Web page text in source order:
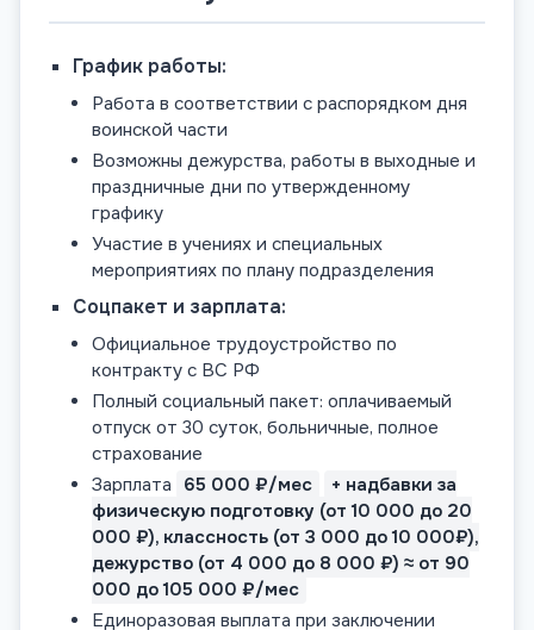
График работы:
Работа в соответствии с распорядком дня
воинской части
Возможны дежурства, работы в выходные и
праздничные дни по утвержденному
графику
Участие в учениях и специальных
мероприятиях по плану подразделения
Соцпакет и зарплата:
Официальное трудоустройство по
контракту с ВС РФ
Полный социальный пакет: оплачиваемый
отпуск от 30 суток, больничные, полное
страхование
Зарплата 65 000 ₽/мес
+ надбавки за
физическую подготовку (от 10 000 до 20
000 ₽), классность (от 3 000 до 10 000₽),
дежурство (от 4 000 до 8 000 ₽) ≈ от 90
000 до 105 000 ₽/мес
Единоразовая выплата при заключении